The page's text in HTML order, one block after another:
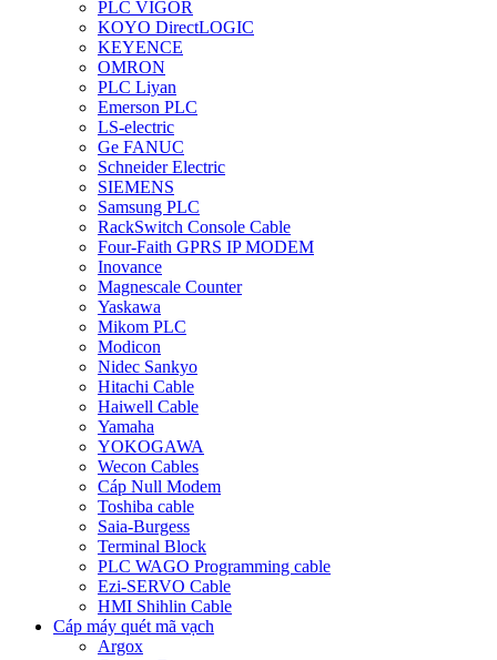
PLC VIGOR
KOYO DirectLOGIC
KEYENCE
OMRON
PLC Liyan
Emerson PLC
LS-electric
Ge FANUC
Schneider Electric
SIEMENS
Samsung PLC
RackSwitch Console Cable
Four-Faith GPRS IP MODEM
Inovance
Magnescale Counter
Yaskawa
Mikom PLC
Modicon
Nidec Sankyo
Hitachi Cable
Haiwell Cable
Yamaha
YOKOGAWA
Wecon Cables
Cáp Null Modem
Toshiba cable
Saia-Burgess
Terminal Block
PLC WAGO Programming cable
Ezi-SERVO Cable
HMI Shihlin Cable
Cáp máy quét mã vạch
Argox